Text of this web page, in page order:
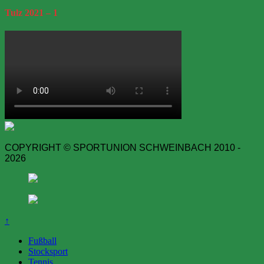
Tulz 2021 – 1
COPYRIGHT © SPORTUNION SCHWEINBACH 2010 -
2026
↑
Fußball
Stocksport